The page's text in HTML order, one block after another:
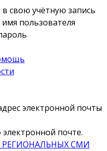
свою учётную запись
пользователя
электронной почты
почте.